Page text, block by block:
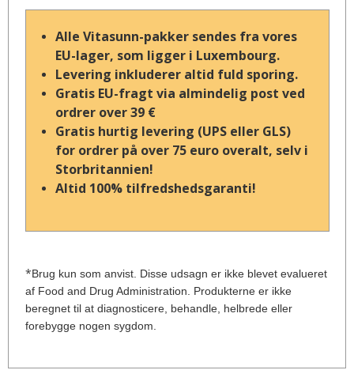
Alle Vitasunn-pakker sendes fra vores
EU-lager, som ligger i Luxembourg.
Levering inkluderer altid fuld sporing.
Gratis EU-fragt via almindelig post ved
ordrer over 39 €
Gratis hurtig levering (UPS eller GLS)
for ordrer på over 75 euro overalt, selv i
Storbritannien!
Altid 100% tilfredshedsgaranti!
*Brug kun som anvist. Disse udsagn er ikke blevet evalueret
af Food and Drug Administration. Produkterne er ikke
beregnet til at diagnosticere, behandle, helbrede eller
forebygge nogen sygdom.